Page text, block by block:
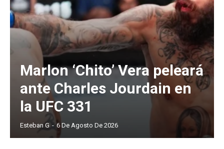
Marlon ‘Chito’ Vera peleará
ante Charles Jourdain en
la UFC 331
Esteban G - 6 De Agosto De 2026